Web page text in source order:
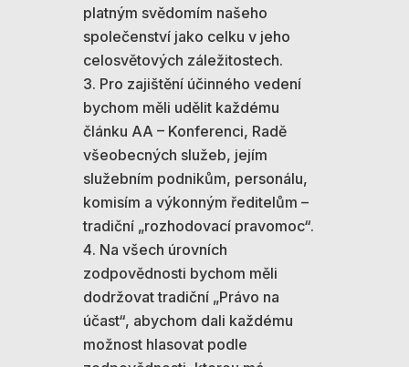
platným svědomím našeho
společenství jako celku v jeho
celosvětových záležitostech.
Pro zajištění účinného vedení
bychom měli udělit každému
článku AA – Konferenci, Radě
všeobecných služeb, jejím
služebním podnikům, personálu,
komisím a výkonným ředitelům –
tradiční „rozhodovací pravomoc“.
Na všech úrovních
zodpovědnosti bychom měli
dodržovat tradiční „Právo na
účast“, abychom dali každému
možnost hlasovat podle